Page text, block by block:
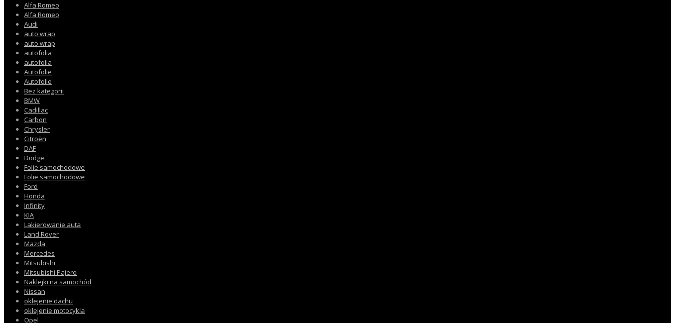
Alfa Romeo
Alfa Romeo
Audi
auto wrap
auto wrap
autofolia
autofolia
Autofolie
Autofolie
Bez kategorii
BMW
Cadillac
Carbon
Chrysler
Citroën
DAF
Dodge
Folie samochodowe
Folie samochodowe
Ford
Honda
Infinity
KIA
Lakierowanie auta
Land Rover
Mazda
Mercedes
Mitsubishi
Mitsubishi Pajero
Naklejki na samochód
Nissan
oklejenie dachu
oklejenie motocykla
Opel